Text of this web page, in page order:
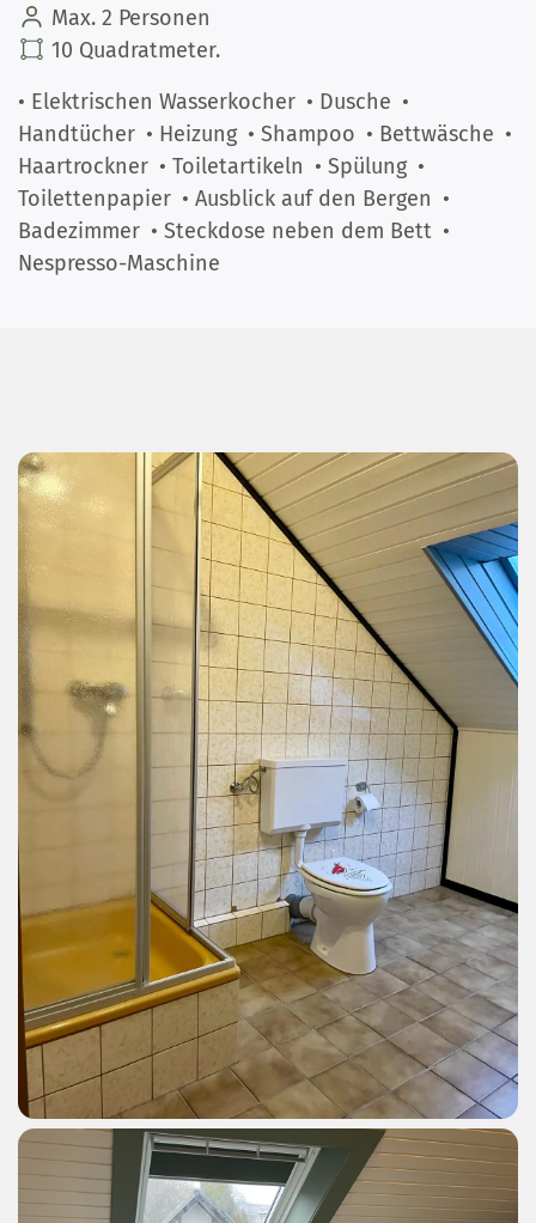
Max. 2 Personen
10 Quadratmeter.
• Elektrischen Wasserkocher • Dusche •
Handtücher • Heizung • Shampoo • Bettwäsche •
Haartrockner • Toiletartikeln • Spülung •
Toilettenpapier • Ausblick auf den Bergen •
Badezimmer • Steckdose neben dem Bett •
Nespresso-Maschine